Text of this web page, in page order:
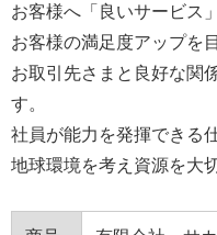
お客様へ「良いサービス
お客様の満足度アップを
お取引先さまと良好な関
す。
社員が能力を発揮できる
地球環境を考え資源を大